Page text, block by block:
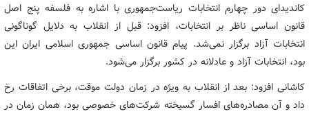
کاندیدای دور چهارم انتخابات ریاست‌جمهوری با اشاره به فلسفه پنج اصل
قانون اساسی ناظر بر انتخابات، افزود: قبل از انقلاب به دلایل گوناگونی
انتخابات آزاد برگزار نمی‌شد. پیام قانون اساسی جمهوری اسلامی ایران این
بود، انتخابات آزاد و عادلانه در کشور برگزار می‌شود.
کاشانی افزود: بعد از انقلاب به ویژه در زمان دولت موقت، برخی اتفاقات رخ
داد و آن مصادره‌های افسار گسیخته شرکت‌های خصوصی بود، همان زمان در